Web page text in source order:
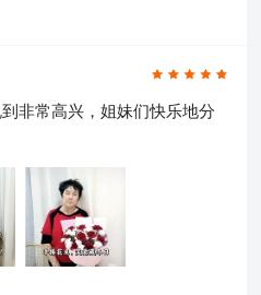
非常高兴，姐妹们快乐地分